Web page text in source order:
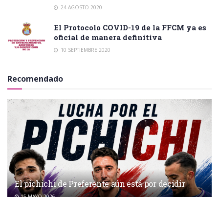
24 AGOSTO 2020
El Protocolo COVID-19 de la FFCM ya es
oficial de manera definitiva
10 SEPTIEMBRE 2020
Recomendado
El pichichi de Preferente aún está por decidir